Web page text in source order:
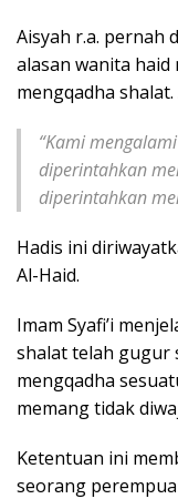
Aisyah r.a. pernah
alasan wanita
mengqadha
“Kami
diperintahkan
diperintahkan
Hadis ini
Al-Haid.
Imam Syafi’i
shalat telah gugur
mengqadha
memang tidak
Ketentuan ini
seorang